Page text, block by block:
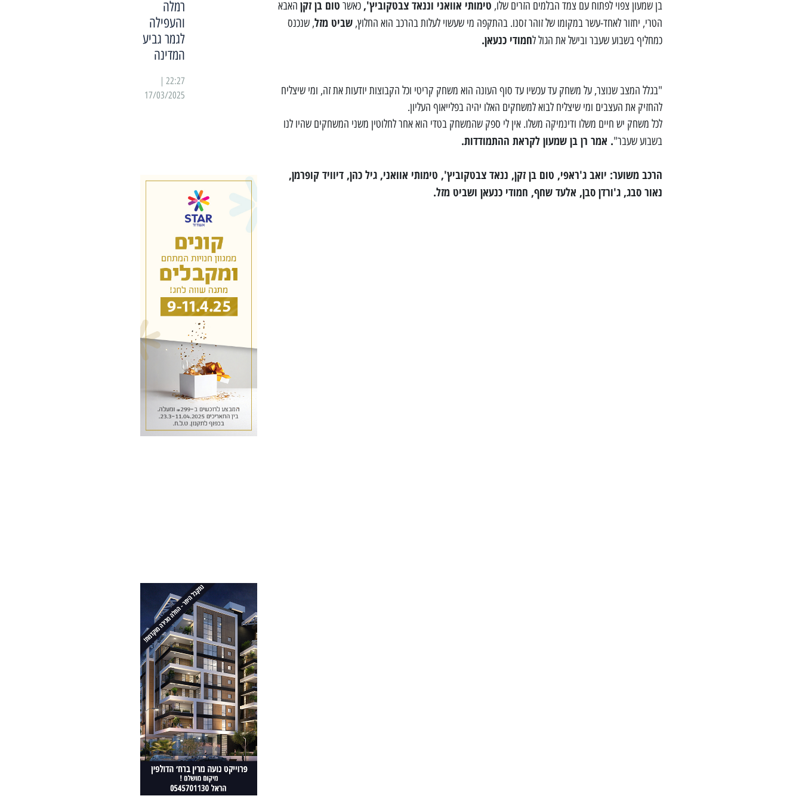
בן שמעון צפוי לפתוח עם צמד הבלמים הזרים שלו, טימותי אוואני וננאד צבטקוביץ', כאשר טום בן זקן האבא
הטרי, יחזור לאחד-עשר במקומו של זוהר זסנו. בהתקפה מי שעשוי לעלות בהרכב הוא החלוץ,שביט מזל, שנכנס
כמחליף בשבוע שעבר ובישל את הגול לחמודי כנעאן.
"בגלל המצב שנוצר, על משחק עד עכשיו עד סוף העונה הוא משחק קריטי וכל הקבוצות יודעות את זה, ומי שיצליח
להחזיק את העצבים ומי שיצליח לבוא למשחקים האלו יהיה בפלייאוף העליון.
לכל משחק יש חיים משלו ודינמיקה משלו. אין לי ספק שהמשחק בטדי הוא אחר לחלוטין משני המשחקים שהיו לנו
בשבוע שעבר". אמר רן בן שמעון לקראת ההתמודדות.
הרכב משוער: יואב ג'ראפי, טום בן זקן, ננאד צבטקוביץ', טימותי אוואני, גיל כהן, דיוויד קופרמן,
נאור סבג, ג'ורדן סבן, אלעד שחף, חמודי כנעאן ושביט מזל.
רמלה
והעפילה
לגמר גביע
המדינה
17/03/2025